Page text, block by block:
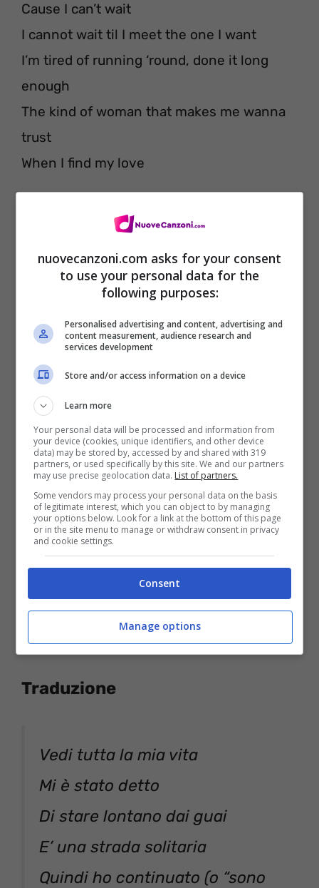
Cause I can’t wait
I cannot wait til I meet the one I want
I’m tired of running ‘round, done it long
enough
The kind of woman that makes me wanna
trust
When I find my love
Make me fall in love again and maybe
I could just let go and let it take me
Been away too long
Scarica la suoneria “When I Find My Love” sul tuo
cellulare
Traduzione
Vedi tutta la mia vita
Mi è stato detto
Di stare lontano dai guai
E’ una strada solitaria
Quindi ho continuato (o “sono
nuovecanzoni.com asks for your consent
to use your personal data for the
following purposes:
Personalised advertising and content, advertising and
content measurement, audience research and
services development
Store and/or access information on a device
Learn more
Your personal data will be processed and information from
your device (cookies, unique identifiers, and other device
data) may be stored by, accessed by and shared with 319
partners, or used specifically by this site. We and our partners
may use precise geolocation data. List of partners.
Some vendors may process your personal data on the basis
of legitimate interest, which you can object to by managing
your options below. Look for a link at the bottom of this page
or in the site menu to manage or withdraw consent in privacy
and cookie settings.
Consent
Manage options